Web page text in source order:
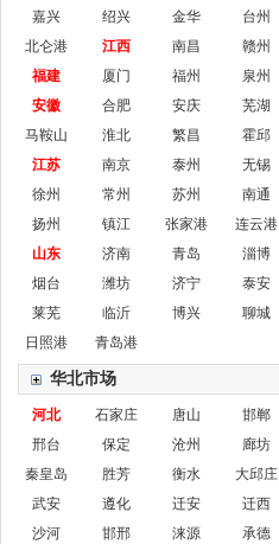
嘉兴
绍兴 金华
台州
北仑港
江西 南昌
赣州
福建
厦门 福州
泉州
安徽
合肥 安庆
芜湖
马鞍山
淮北 繁昌
霍邱
江苏
南京 泰州
无锡
徐州
常州 苏州
南通
扬州
镇江 张家港
连云港
山东
济南 青岛
淄博
烟台
潍坊 济宁
泰安
莱芜
临沂 博兴
聊城
日照港
青岛港
华北市场
河北 石家庄 唐山
邯郸
邢台
保定 沧州
廊坊
秦皇岛
胜芳 衡水
大邱庄
武安
遵化 迁安
迁西
沙河
邯邢 涞源
承德